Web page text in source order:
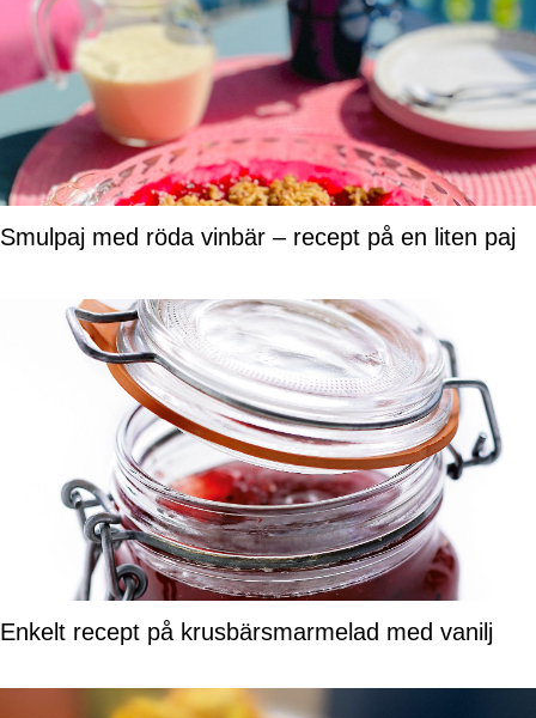
Smulpaj med röda vinbär – recept på en liten paj
Enkelt recept på krusbärsmarmelad med vanilj